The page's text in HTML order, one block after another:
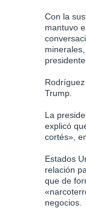
Con la
mantuvo
presidente.
Trump.
La
explicó
cortés»,
Estados
relación
que de
negocios.